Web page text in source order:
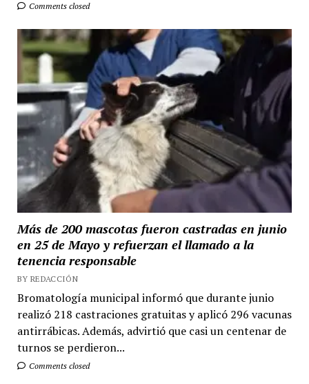
Comments closed
Más de 200 mascotas fueron castradas en junio
en 25 de Mayo y refuerzan el llamado a la
tenencia responsable
BY REDACCIÓN
Bromatología municipal informó que durante junio
realizó 218 castraciones gratuitas y aplicó 296 vacunas
antirrábicas. Además, advirtió que casi un centenar de
turnos se perdieron...
Comments closed